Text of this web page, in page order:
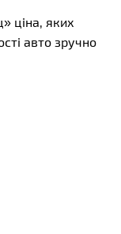
ціна, яких
авто зручно